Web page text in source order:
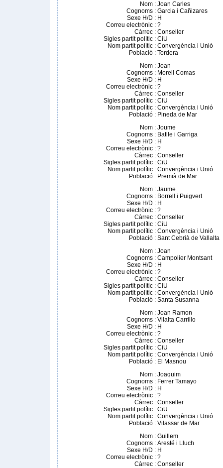
Nom : Joan Carles
Cognoms : Garcia i Cañizares
Sexe H/D : H
Correu electrònic : ?
Càrrec : Conseller
Sigles partit polític : CiU
Nom partit polític : Convergència i Unió
Població : Tordera
Nom : Joan
Cognoms : Morell Comas
Sexe H/D : H
Correu electrònic : ?
Càrrec : Conseller
Sigles partit polític : CiU
Nom partit polític : Convergència i Unió
Població : Pineda de Mar
Nom : Joume
Cognoms : Batlle i Garriga
Sexe H/D : H
Correu electrònic : ?
Càrrec : Conseller
Sigles partit polític : CiU
Nom partit polític : Convergència i Unió
Població : Premià de Mar
Nom : Jaume
Cognoms : Borrell i Puigvert
Sexe H/D : H
Correu electrònic : ?
Càrrec : Conseller
Sigles partit polític : CiU
Nom partit polític : Convergència i Unió
Població : Sant Cebrià de Vallalta
Nom : Joan
Cognoms : Campolier Montsant
Sexe H/D : H
Correu electrònic : ?
Càrrec : Conseller
Sigles partit polític : CiU
Nom partit polític : Convergència i Unió
Població : Santa Susanna
Nom : Joan Ramon
Cognoms : Vilalta Carrillo
Sexe H/D : H
Correu electrònic : ?
Càrrec : Conseller
Sigles partit polític : CiU
Nom partit polític : Convergència i Unió
Població : El Masnou
Nom : Joaquim
Cognoms : Ferrer Tamayo
Sexe H/D : H
Correu electrònic : ?
Càrrec : Conseller
Sigles partit polític : CiU
Nom partit polític : Convergència i Unió
Població : Vilassar de Mar
Nom : Guillem
Cognoms : Aresté i Lluch
Sexe H/D : H
Correu electrònic : ?
Càrrec : Conseller